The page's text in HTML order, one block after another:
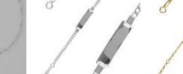
€5.00